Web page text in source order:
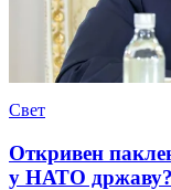
Свет
Откривен
у НАТО државу?